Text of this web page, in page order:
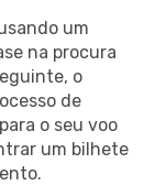
um
na procura
o
de
o seu voo
um bilhete